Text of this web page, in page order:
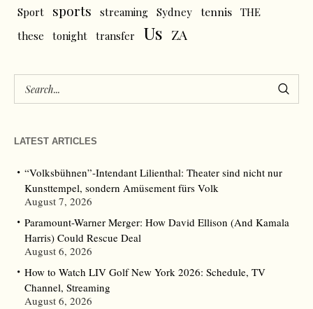
Sport
sports streaming Sydney tennis THE
these
tonight transfer Us ZA
LATEST ARTICLES
“Volksbühnen”-Intendant Lilienthal: Theater sind nicht nur
Kunsttempel, sondern Amüsement fürs Volk
August 7, 2026
Paramount-Warner Merger: How David Ellison (And Kamala
Harris) Could Rescue Deal
August 6, 2026
How to Watch LIV Golf New York 2026: Schedule, TV
Channel, Streaming
August 6, 2026